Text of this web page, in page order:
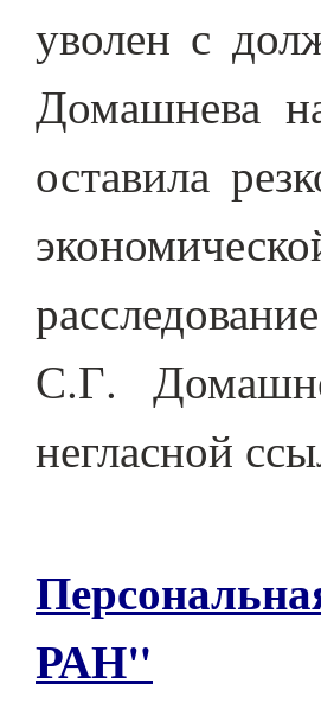
уволен с
Домашнева
оставила
С.Г.
негласной
РАН"